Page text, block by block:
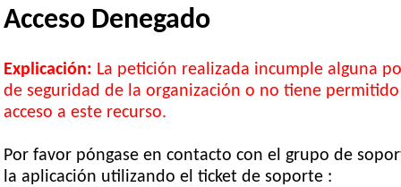
Acceso Denegado
Explicación: La petición realizada incumple alguna
de seguridad de la organización o no tiene
acceso a este recurso.
Por favor póngase en contacto con el grupo de
la aplicación utilizando el ticket de soporte :